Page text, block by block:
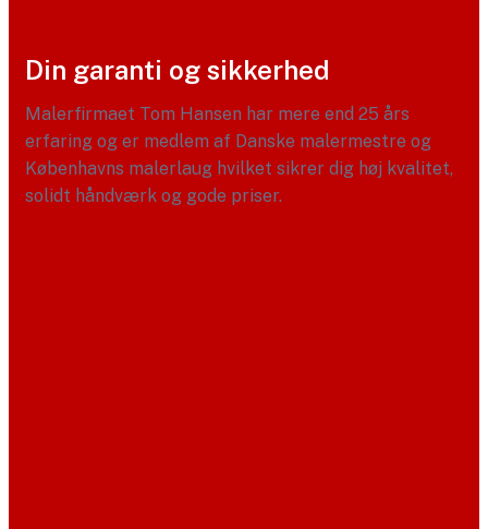
Din garanti og sikkerhed
Malerfirmaet Tom Hansen har mere end 25 års
erfaring og er medlem af Danske malermestre og
Københavns malerlaug hvilket sikrer dig høj kvalitet,
solidt håndværk og gode priser.